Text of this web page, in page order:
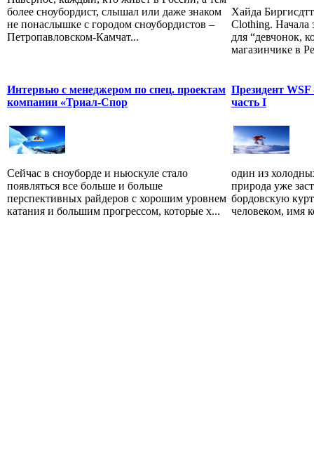
более сноубордист, слышал или даже знаком
не понаслышке с городом сноубордистов –
Петропавловском-Камчат...
Хайда
Clothing. Начала
для “девчонок,
магазинчике в
Интервью с менеджером по спец. проектам
компании «Триал-Спор
Сейчас в сноуборде и ньюскуле стало
появляться все больше и больше
перспективных райдеров с хорошим уровнем
катания и большим прогрессом, которые х...
Президент
часть I
один из
природа уже
бордовскую
человеком, имя